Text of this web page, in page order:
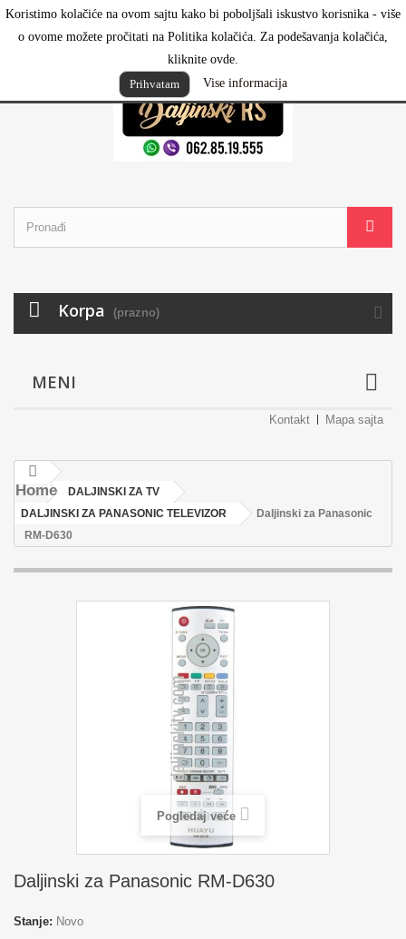
Koristimo kolačiće na ovom sajtu kako bi poboljšali iskustvo korisnika - više
o ovome možete pročitati na Politika kolačića. Za podešavanja kolačića,
kliknite ovde.
Prihvatam
Vise informacija
Prijavi se
Korpa (prazno)
MENI
Kontakt Mapa sajta
Home
DALJINSKI ZA TV
DALJINSKI ZA PANASONIC TELEVIZOR
Daljinski za Panasonic
RM-D630
Pogledaj veće
Daljinski za Panasonic RM-D630
Stanje: Novo